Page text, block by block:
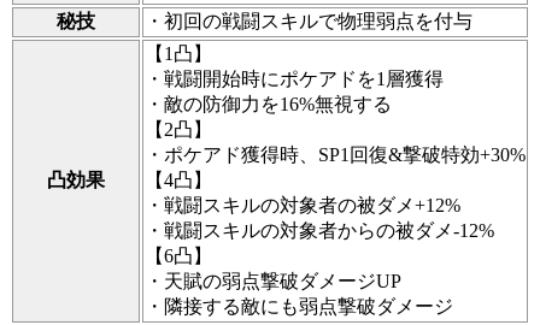
秘技
・初回の戦闘スキルで物理弱点を付与
凸効果
【1凸】
・戦闘開始時にポケアドを1層獲得
・敵の防御力を16%無視する
【2凸】
・ポケアド獲得時、SP1回復&撃破特効+30%
【4凸】
・戦闘スキルの対象者の被ダメ+12%
・戦闘スキルの対象者からの被ダメ-12%
【6凸】
・天賦の弱点撃破ダメージUP
・隣接する敵にも弱点撃破ダメージ